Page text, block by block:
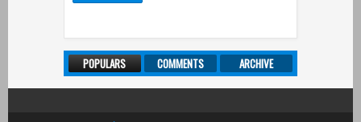
POPULARS COMMENTS ARCHIVE